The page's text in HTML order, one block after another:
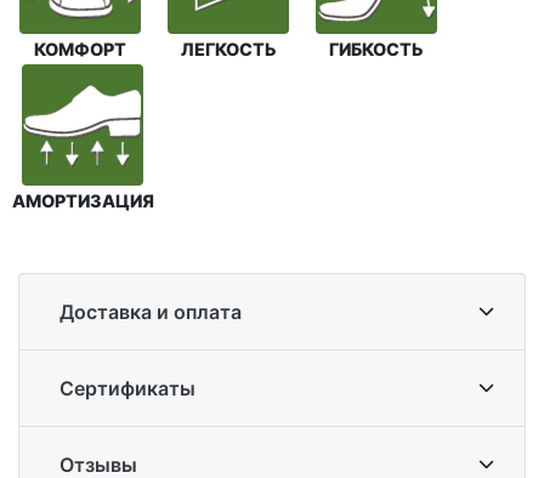
КОМФОРТ ЛЕГКОСТЬ ГИБКОСТЬ
АМОРТИЗАЦИЯ
Доставка и оплата
Сертификаты
Отзывы